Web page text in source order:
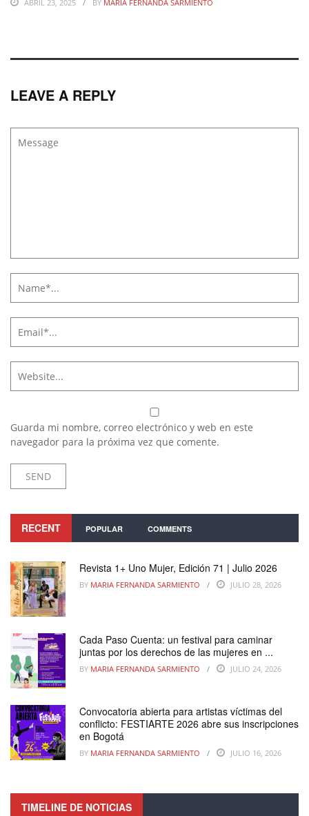
ABRIL 23, 2025 BY MARIA FERNANDA SARMIENTO
LEAVE A REPLY
Guarda mi nombre, correo electrónico y web en este
navegador para la próxima vez que comente.
RECENT POPULAR COMMENTS
Revista 1+ Uno Mujer, Edición 71 | Julio 2026
BY MARIA FERNANDA SARMIENTO JULIO 28, 2026
Cada Paso Cuenta: un festival para caminar
juntas por los derechos de las mujeres en ...
BY MARIA FERNANDA SARMIENTO JULIO 24, 2026
Convocatoria abierta para artistas víctimas del
conflicto: FESTIARTE 2026 abre sus inscripciones
en Bogotá
BY MARIA FERNANDA SARMIENTO JULIO 16, 2026
TIMELINE DE NOTICIAS